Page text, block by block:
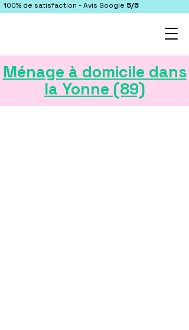
100% de satisfaction - Avis Google 5/5
Ménage à domicile dans
la Yonne (89)